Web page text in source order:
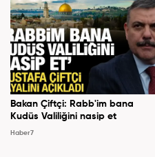
Bakan Çiftçi: Rabb'im bana
Kudüs Valiliğini nasip et
Haber7